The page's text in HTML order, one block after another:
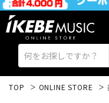
TOP ONLINE STORE